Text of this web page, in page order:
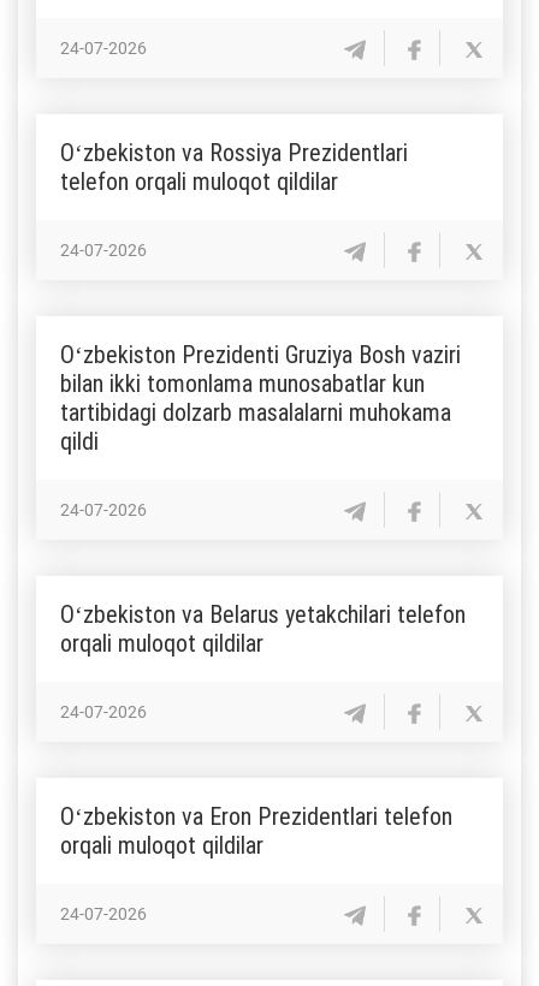
24-07-2026
Oʻzbekiston va Rossiya Prezidentlari
telefon orqali muloqot qildilar
24-07-2026
Oʻzbekiston Prezidenti Gruziya Bosh vaziri
bilan ikki tomonlama munosabatlar kun
tartibidagi dolzarb masalalarni muhokama
qildi
24-07-2026
Oʻzbekiston va Belarus yetakchilari telefon
orqali muloqot qildilar
24-07-2026
Oʻzbekiston va Eron Prezidentlari telefon
orqali muloqot qildilar
24-07-2026